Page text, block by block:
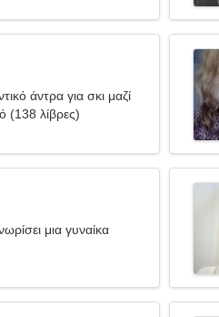
άντρα για σκι μαζί
(138 λίβρες)
μια γυναίκα